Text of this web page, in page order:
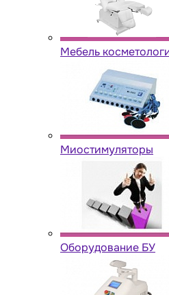
Мебель
Миостимуляторы
Оборудование БУ